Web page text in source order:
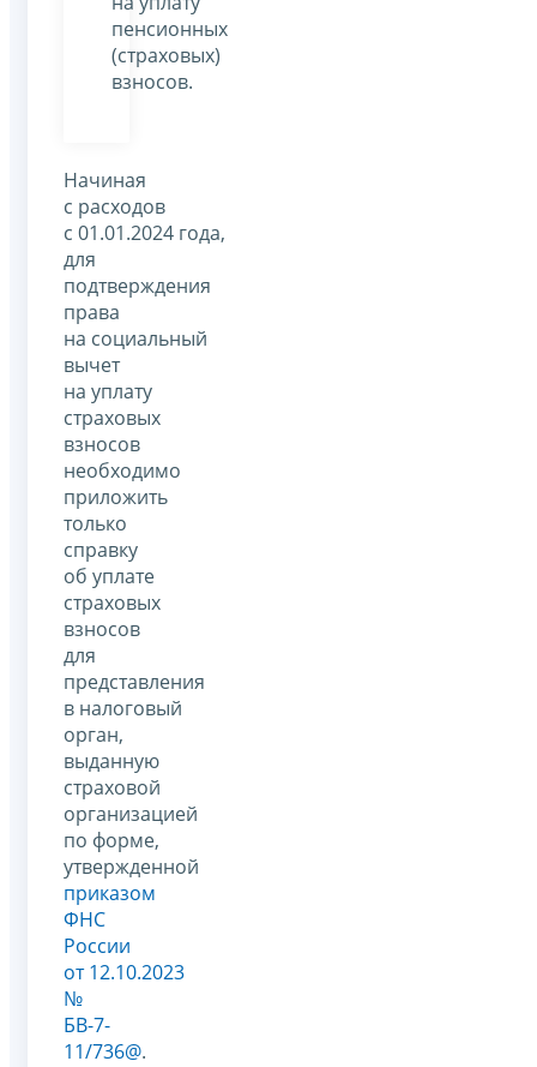
пенсионных
(страховых)
взносов.
Начиная
с расходов
с 01.01.2024 года,
для
подтверждения
права
на социальный
вычет
на уплату
страховых
взносов
необходимо
приложить
только
справку
об уплате
страховых
взносов
для
представления
в налоговый
орган,
выданную
страховой
организацией
по форме,
утвержденной
приказом
ФНС
России
от 12.10.2023
№
БВ-7-
11/736@.